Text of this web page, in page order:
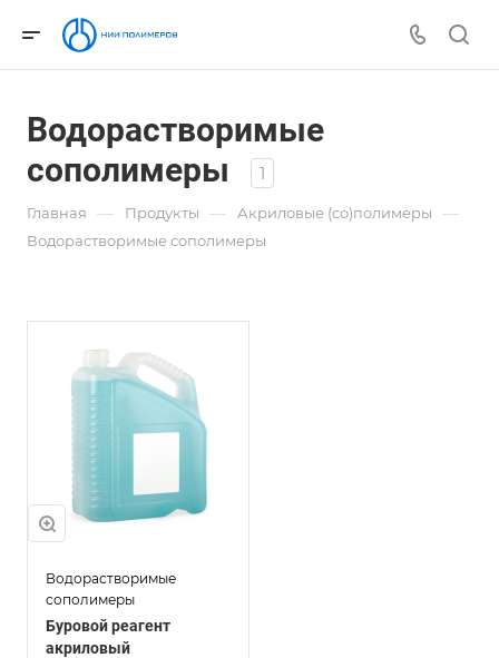
Водорастворимые
сополимеры
1
Главная — Продукты — Акриловые (со)полимеры —
Водорастворимые сополимеры
Водорастворимые
сополимеры
Буровой реагент
акриловый